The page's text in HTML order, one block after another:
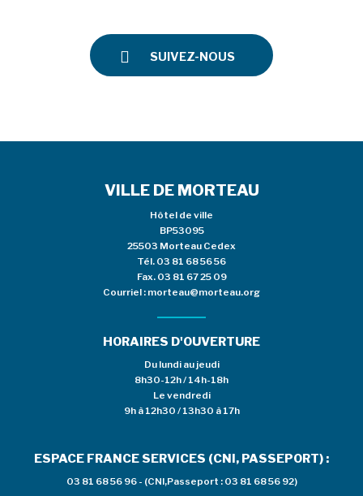
SUIVEZ-NOUS
VILLE DE MORTEAU
Hôtel de ville
BP53095
25503 Morteau Cedex
Tél. 03 81 68 56 56
Fax. 03 81 67 25 09
Courriel : morteau@morteau.org
HORAIRES D'OUVERTURE
Du lundi au jeudi
8h30-12h / 14h-18h
Le vendredi
9h à 12h30 / 13h30 à 17h
ESPACE FRANCE SERVICES (CNI, PASSEPORT) :
03 81 68 56 96 - (CNI,Passeport : 03 81 68 56 92)